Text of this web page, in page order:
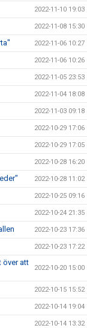
2022-11-10 19:03
2022-11-08 15:30
2022-11-06 10:27
2022-11-06 10:26
2022-11-05 23:53
2022-11-04 18:08
2022-11-03 09:18
2022-10-29 17:06
2022-10-29 17:05
2022-10-28 16:20
2022-10-28 11:02
2022-10-25 09:16
2022-10-24 21:35
2022-10-23 17:36
2022-10-23 17:22
över att
2022-10-20 15:00
2022-10-15 15:52
2022-10-14 19:04
2022-10-14 13:32